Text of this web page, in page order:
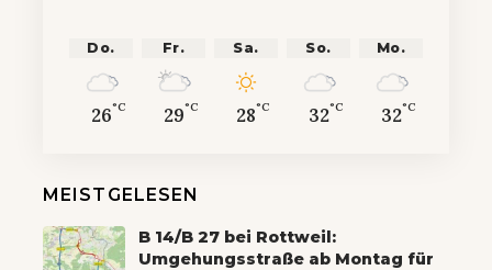
Do.
26°C
Fr.
29°C
Sa.
28°C
So.
32°C
Mo.
32°C
MEISTGELESEN
B 14/B 27 bei Rottweil:
Umgehungsstraße ab Montag für